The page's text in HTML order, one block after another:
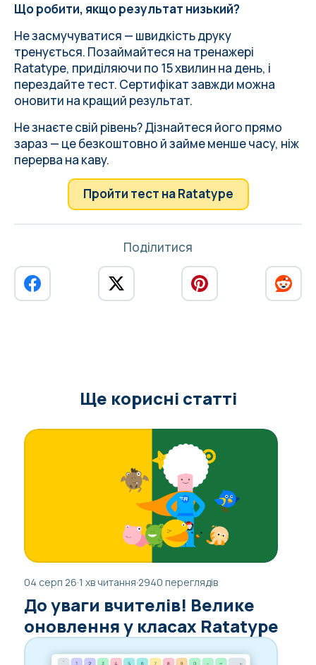
Що робити, якщо результат низький?
Не засмучуватися — швидкість друку
тренується. Позаймайтеся на тренажері
Ratatype, приділяючи по 15 хвилин на день, і
перездайте тест. Сертифікат завжди можна
оновити на кращий результат.
Не знаєте свій рівень? Дізнайтеся його прямо
зараз — це безкоштовно й займе менше часу, ніж
перерва на каву.
Пройти тест на Ratatype
Поділитися
Ще корисні статті
04 серп 26·1 хв читання·2940 переглядів
До уваги вчителів! Велике
оновлення у класах Ratatype